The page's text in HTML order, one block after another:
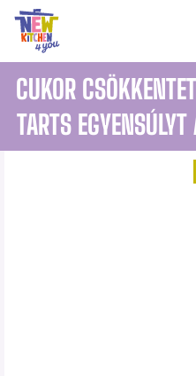
CUKOR
TARTS